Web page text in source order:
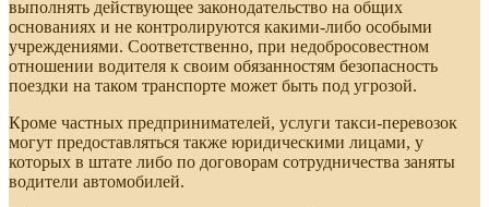
выполнять действующее законодательство на общих
основаниях и не контролируются какими-либо особыми
учреждениями. Соответственно, при недобросовестном
отношении водителя к своим обязанностям безопасность
поездки на таком транспорте может быть под угрозой.
Кроме частных предпринимателей, услуги такси-перевозок
могут предоставляться также юридическими лицами, у
которых в штате либо по договорам сотрудничества заняты
водители автомобилей.